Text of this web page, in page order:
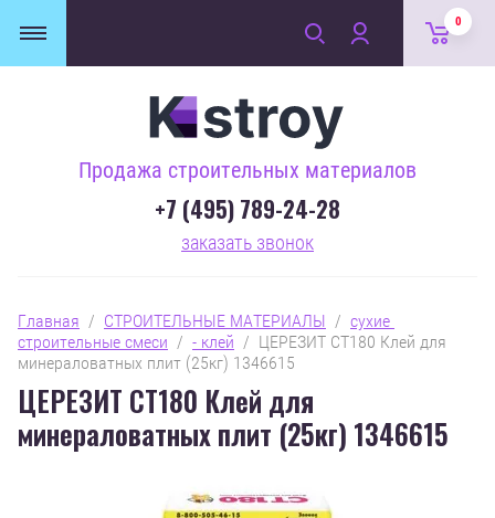
0
Продажа строительных материалов
+7 (495) 789-24-28
заказать звонок
Главная
  /
СТРОИТЕЛЬНЫЕ МАТЕРИАЛЫ
  /
сухие
строительные смеси
  /
- клей
  /  ЦЕРЕЗИТ СТ180 Клей для
минераловатных плит (25кг) 1346615
ЦЕРЕЗИТ СТ180 Клей для
минераловатных плит (25кг) 1346615